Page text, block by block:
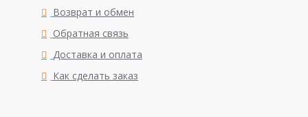
Возврат и обмен
Обратная связь
Доставка и оплата
Как сделать заказ